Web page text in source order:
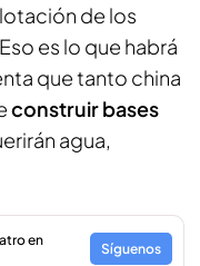
de los
es lo que habrá
que tanto china
construir bases
agua,
en
Síguenos